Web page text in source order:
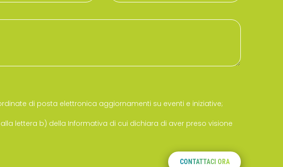
di posta elettronica aggiornamenti su eventi e iniziative;
lettera b) della Informativa di cui dichiara di aver preso visione
CONTATTACI ORA